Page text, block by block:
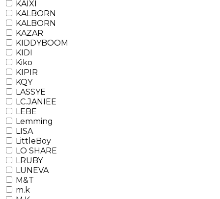
KAIXI
KALBORN
KALBORN
KAZAR
KIDDYBOOM
KIDI
Kiko
KIPIR
KQY
LASSYE
LC.JANIEE
LEBE
Lemming
LISA
LittleBoy
LO SHARE
LRUBY
LUNEVA
M&T
m.k